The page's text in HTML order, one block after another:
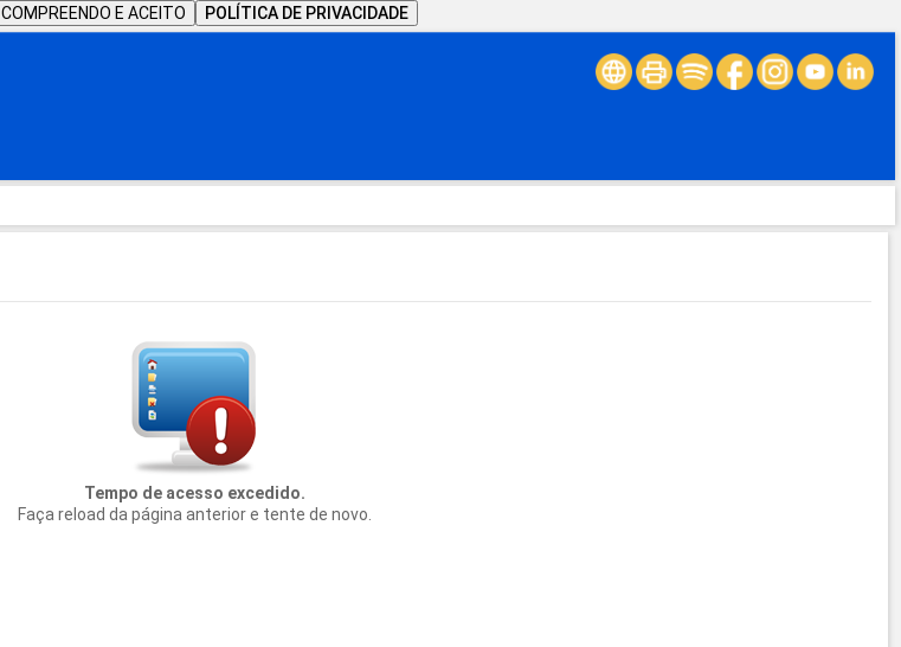
COMPREENDO E ACEITO POLÍTICA DE PRIVACIDADE
Tempo de acesso excedido.
Faça reload da página anterior e tente de novo.